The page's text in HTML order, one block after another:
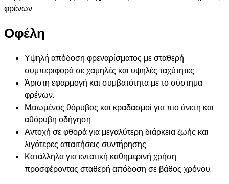
φρένων.
Οφέλη
Υψηλή απόδοση φρεναρίσματος με σταθερή
συμπεριφορά σε χαμηλές και υψηλές ταχύτητες.
Άριστη εφαρμογή και συμβατότητα με το σύστημα
φρένων.
Μειωμένος θόρυβος και κραδασμοί για πιο άνετη και
αθόρυβη οδήγηση.
Αντοχή σε φθορά για μεγαλύτερη διάρκεια ζωής και
λιγότερες απαιτήσεις συντήρησης.
Κατάλληλα για εντατική καθημερινή χρήση,
προσφέροντας σταθερή απόδοση σε βάθος χρόνου.